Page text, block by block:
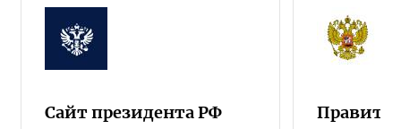
Сайт президента РФ